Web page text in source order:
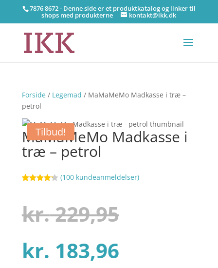
7876 8672 - Denne side er et produktkatalog og linker til
shops med produkterne kontakt@ikk.dk
Forside/ Legemad / MaMaMeMo Madkasse i træ –
petrol
Tilbud!
MaMaMeMo Madkasse i
træ – petrol
baseret
på
kundebedø
(100 kundeanmeldelser)
kr.229,95
kr. 183,96Den